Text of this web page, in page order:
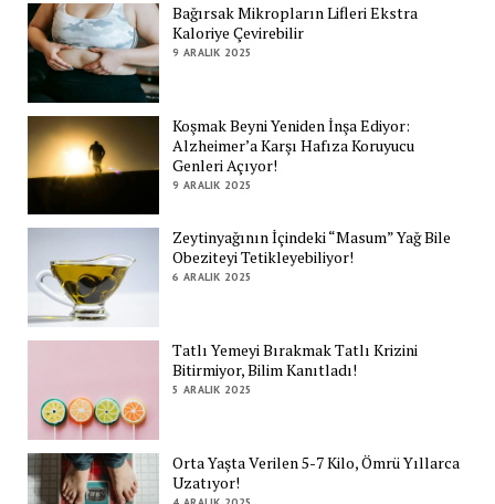
Bağırsak Mikropların Lifleri Ekstra
Kaloriye Çevirebilir
9 ARALIK 2025
Koşmak Beyni Yeniden İnşa Ediyor:
Alzheimer’a Karşı Hafıza Koruyucu
Genleri Açıyor!
9 ARALIK 2025
Zeytinyağının İçindeki “Masum” Yağ Bile
Obeziteyi Tetikleyebiliyor!
6 ARALIK 2025
Tatlı Yemeyi Bırakmak Tatlı Krizini
Bitirmiyor, Bilim Kanıtladı!
5 ARALIK 2025
Orta Yaşta Verilen 5-7 Kilo, Ömrü Yıllarca
Uzatıyor!